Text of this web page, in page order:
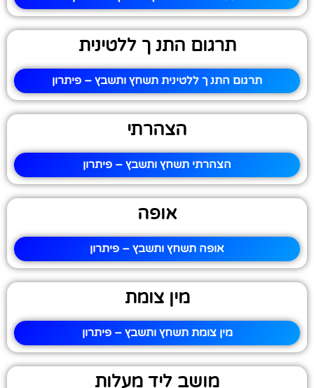
תרגום התנ ך ללטינית
תרגום התנ ך ללטינית תשחץ ותשבץ – פיתרון
הצהרתי
הצהרתי תשחץ ותשבץ – פיתרון
אופה
אופה תשחץ ותשבץ – פיתרון
מין צומת
מין צומת תשחץ ותשבץ – פיתרון
מושב ליד מעלות